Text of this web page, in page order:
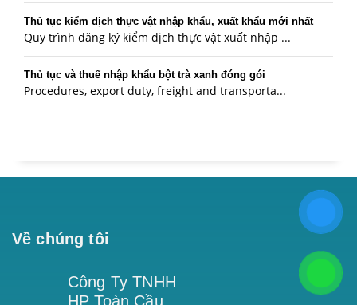
Thủ tục kiểm dịch thực vật nhập khẩu, xuất khẩu mới nhất
Quy trình đăng ký kiểm dịch thực vật xuất nhập ...
Thủ tục và thuế nhập khẩu bột trà xanh đóng gói
Procedures, export duty, freight and transporta...
Về chúng tôi
Công Ty TNHH
HP Toàn Cầu